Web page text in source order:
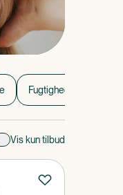
Fugtighedscreme
Vis kun tilbud